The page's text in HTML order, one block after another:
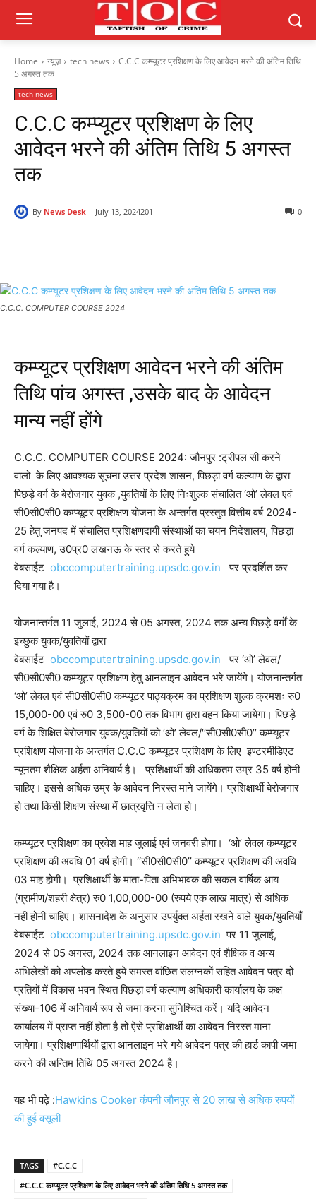
Home न्यूज़ tech news
C.C.C कम्प्यूटर प्रशिक्षण के लिए आवेदन भरने की अंतिम तिथि
5 अगस्त तक
tech news
C.C.C कम्प्यूटर प्रशिक्षण के लिए
आवेदन भरने की अंतिम तिथि 5 अगस्त
तक
By News Desk July 13, 2024 0
201
C.C.C. COMPUTER COURSE 2024
कम्प्यूटर प्रशिक्षण आवेदन भरने की अंतिम
तिथि पांच अगस्त ,उसके बाद के आवेदन
मान्य नहीं होंगे
C.C.C. COMPUTER COURSE 2024: जौनपुर :ट्रीपल सी करने
वालो के लिए आवश्यक सूचना उत्तर प्रदेश शासन, पिछड़ा वर्ग कल्याण के द्वारा
पिछड़े वर्ग के बेरोजगार युवक ,युवतियों के लिए निःशुल्क संचालित ‘ओ’ लेवल एवं
सी0सी0सी0 कम्प्यूटर प्रशिक्षण योजना के अन्तर्गत प्रस्तुत वित्तीय वर्ष 2024-
25 हेतु जनपद में संचालित प्रशिक्षणदायी संस्थाओं का चयन निदेशालय, पिछड़ा
वर्ग कल्याण, उ0प्र0 लखनऊ के स्तर से करते हुये
वेबसाईट obccomputertraining.upsdc.gov.in पर प्रदर्शित कर
दिया गया है।
योजनान्तर्गत 11 जुलाई, 2024 से 05 अगस्त, 2024 तक अन्य पिछड़े वर्गों के
इच्छुक युवक/युवतियों द्वारा
वेबसाईट obccomputertraining.upsdc.gov.in पर ‘ओ’ लेवल/
सी0सी0सी0 कम्प्यूटर प्रशिक्षण हेतु आनलाइन आवेदन भरे जायेंगे। योजनान्तर्गत
‘ओ’ लेवल एवं सी0सी0सी0 कम्प्यूटर पाठ्यक्रम का प्रशिक्षण शुल्क क्रमशः रु0
15,000-00 एवं रु0 3,500-00 तक विभाग द्वारा वहन किया जायेगा। पिछड़े
वर्ग के शिक्षित बेरोजगार युवक/युवतियों को ‘ओ’ लेवल/‘‘सी0सी0सी0’’ कम्प्यूटर
प्रशिक्षण योजना के अन्तर्गत C.C.C कम्प्यूटर प्रशिक्षण के लिए इण्टरमीडिएट
न्यूनतम शैक्षिक अर्हता अनिवार्य है। प्रशिक्षार्थी की अधिकतम उम्र 35 वर्ष होनी
चाहिए। इससे अधिक उम्र के आवेदन निरस्त माने जायेंगे। प्रशिक्षार्थी बेरोजगार
हो तथा किसी शिक्षण संस्था में छात्रवृत्ति न लेता हो।
कम्प्यूटर प्रशिक्षण का प्रवेश माह जुलाई एवं जनवरी होगा। ‘ओ’ लेवल कम्प्यूटर
प्रशिक्षण की अवधि 01 वर्ष होगी। ‘‘सी0सी0सी0’’ कम्प्यूटर प्रशिक्षण की अवधि
03 माह होगी। प्रशिक्षार्थी के माता-पिता अभिभावक की सकल वार्षिक आय
(ग्रामीण/शहरी क्षेत्र) रु0 1,00,000-00 (रुपये एक लाख मात्र) से अधिक
नहीं होनी चाहिए। शासनादेश के अनुसार उपर्युक्त अर्हता रखने वाले युवक/युवतियाँ
वेबसाईट obccomputertraining.upsdc.gov.in पर 11 जुलाई,
2024 से 05 अगस्त, 2024 तक आनलाइन आवेदन एवं शैक्षिक व अन्य
अभिलेखों को अपलोड करते हुये समस्त वांछित संलग्नकों सहित आवेदन पत्र दो
प्रतियों में विकास भवन स्थित पिछड़ा वर्ग कल्याण अधिकारी कार्यालय के कक्ष
संख्या-106 में अनिवार्य रूप से जमा करना सुनिश्चित करें। यदि आवेदन
कार्यालय में प्राप्त नहीं होता है तो ऐसे प्रशिक्षार्थी का आवेदन निरस्त माना
जायेगा। प्रशिक्षणार्थियों द्वारा आनलाइन भरे गये आवेदन पत्र की हार्ड कापी जमा
करने की अन्तिम तिथि 05 अगस्त 2024 है।
यह भी पढ़े :Hawkins Cooker कंपनी जौनपुर से 20 लाख से अधिक रुपयों
की हुई वसूली
TAGS
#C.C.C
#C.C.C कम्प्यूटर प्रशिक्षण के लिए आवेदन भरने की अंतिम तिथि 5 अगस्त तक